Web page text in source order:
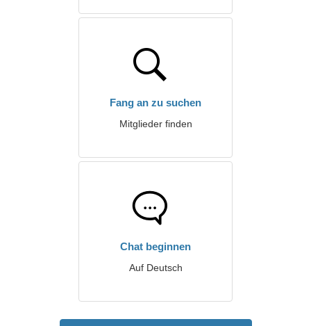
Fang an zu suchen
Mitglieder finden
Chat beginnen
Auf Deutsch